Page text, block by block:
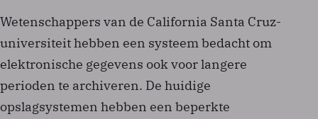
Wetenschappers van de California Santa Cruz-
universiteit hebben een systeem bedacht om
elektronische gegevens ook voor langere
perioden te archiveren. De huidige
opslagsystemen hebben een beperkte